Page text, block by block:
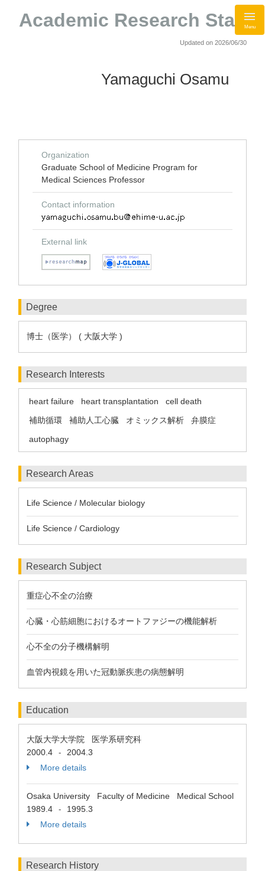
Academic Research StaffMenu
Updated on 2026/06/30
Yamaguchi Osamu
Organization
Graduate School of Medicine Program for
Medical Sciences Professor
Contact information
External link
Degree
博士（医学） ( 大阪大学 )
Research Interests
heart failure heart transplantation
cell death
補助循環
補助人工心臓 オミックス解析
弁膜症
autophagy
Research Areas
Life Science / Molecular biology
Life Science / Cardiology
Research Subject
重症心不全の治療
心臓・心筋細胞におけるオートファジーの機能解析
心不全の分子機構解明
血管内視鏡を用いた冠動脈疾患の病態解明
Education
大阪大学大学院 医学系研究科
2000.4
-
2004.3
More details
Osaka University Faculty of Medicine Medical School
1989.4
-
1995.3
More details
Research History